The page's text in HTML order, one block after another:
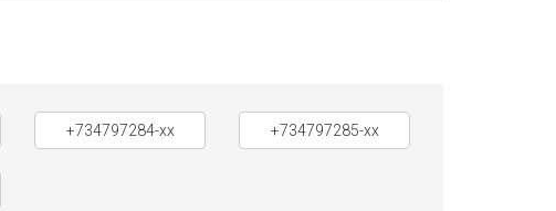
+734797284-xx +734797285-xx